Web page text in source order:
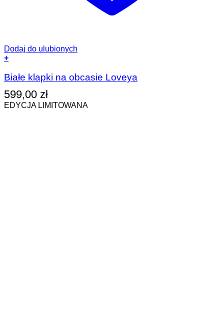
Dodaj do ulubionych
+
produkt
ma
wiele
wariantów.
Białe klapki na obcasie Loveya
599,00 zł
EDYCJA LIMITOWANA